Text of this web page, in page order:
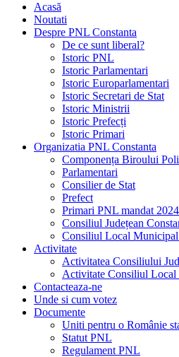
Acasă
Noutati
Despre PNL Constanta
De ce sunt liberal?
Istoric PNL
Istoric Parlamentari
Istoric Europarlamentari
Istoric Secretari de Stat
Istoric Ministrii
Istoric Prefecți
Istoric Primari
Organizatia PNL Constanta
Componența Biroului
Parlamentari
Consilier de Stat
Prefect
Primari PNL mandat
Consiliul Județean
Consiliul Local Municipal
Activitate
Activitatea Consiliului
Activitate Consiliul Local
Contacteaza-ne
Unde si cum votez
Documente
Uniti pentru o Românie
Statut PNL
Regulament PNL